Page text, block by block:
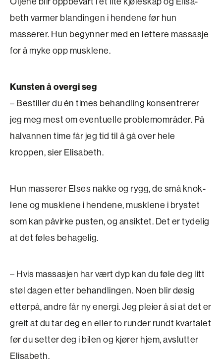
beth varmer blandingen i hendene før hun
masserer. Hun begynner med en lettere massasje
for å myke opp musklene.
Kunsten å overgi seg
– Bestiller du én times behandling konsentrerer
jeg meg mest om eventuelle problemområder. På
halvannen time får jeg tid til å gå over hele
kroppen, sier Elisabeth.
Hun masserer Elses nakke og rygg, de små knok­
lene og musklene i hendene, musklene i brystet
som kan påvirke pusten, og ansiktet. Det er tydelig
at det føles behagelig.
– Hvis massasjen har vært dyp kan du føle deg litt
støl dagen etter behandlingen. Noen blir døsig
etterpå, andre får ny energi. Jeg pleier å si at det er
greit at du tar deg en eller to runder rundt kvartalet
før du setter deg i bilen og kjører hjem, av­slutter
Elisabeth.